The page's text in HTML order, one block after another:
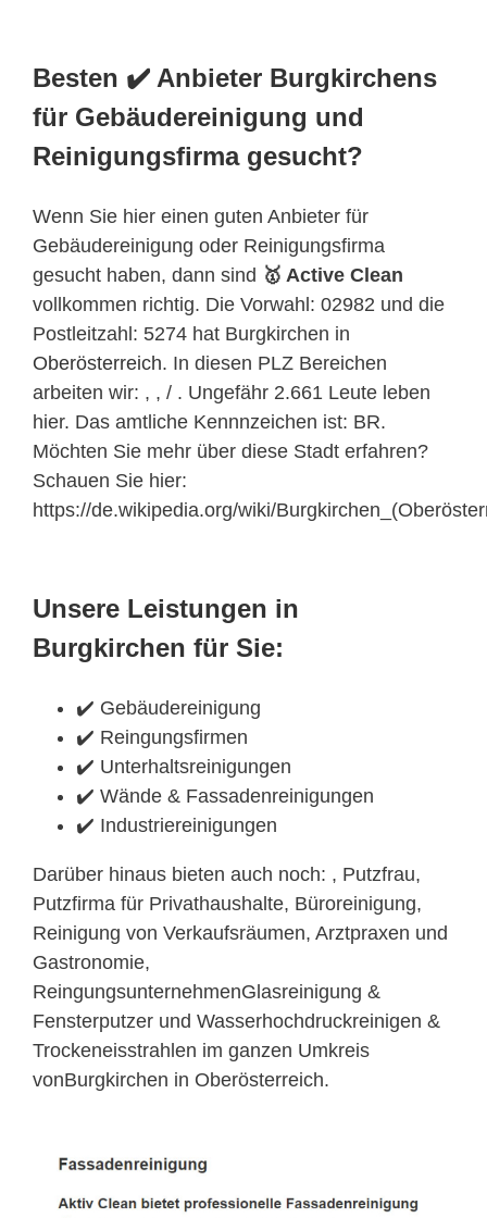
Besten ✔️ Anbieter Burgkirchens
für Gebäudereinigung und
Reinigungsfirma gesucht?
Wenn Sie hier einen guten Anbieter für
Gebäudereinigung oder Reinigungsfirma
gesucht haben, dann sind 🥇 Active Clean
vollkommen richtig. Die Vorwahl: 02982 und die
Postleitzahl: 5274 hat Burgkirchen in
Oberösterreich. In diesen PLZ Bereichen
arbeiten wir: , , / . Ungefähr 2.661 Leute leben
hier. Das amtliche Kennnzeichen ist: BR.
Möchten Sie mehr über diese Stadt erfahren?
Schauen Sie hier:
https://de.wikipedia.org/wiki/
Unsere Leistungen in
Burgkirchen für Sie:
✔️ Gebäudereinigung
✔️ Reingungsfirmen
✔️ Unterhaltsreinigungen
✔️ Wände & Fassadenreinigungen
✔️ Industriereinigungen
Darüber hinaus bieten auch noch: , Putzfrau,
Putzfirma für Privathaushalte, Büroreinigung,
Reinigung von Verkaufsräumen, Arztpraxen und
Gastronomie,
ReingungsunternehmenGlasreinigung &
Fensterputzer und Wasserhochdruckreinigen &
Trockeneisstrahlen im ganzen Umkreis
vonBurgkirchen in Oberösterreich.